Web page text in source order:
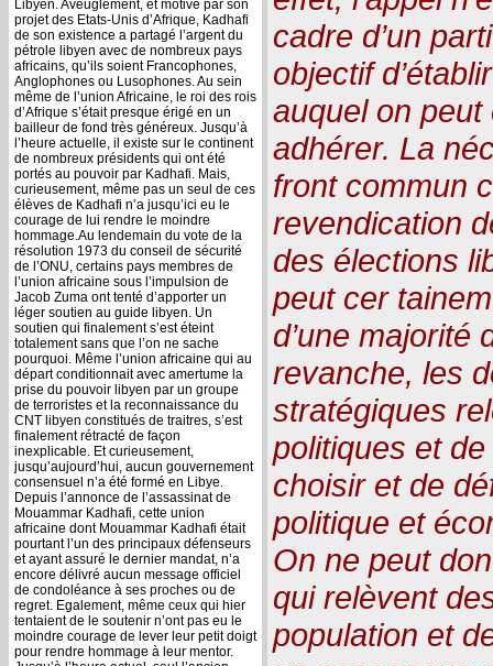
Libyen. Aveuglement, et motivé par son
projet des Etats-Unis d’Afrique, Kadhafi
de son existence a partagé l’argent du
pétrole libyen avec de nombreux pays
africains, qu’ils soient Francophones,
Anglophones ou Lusophones. Au sein
même de l’union Africaine, le roi des rois
d’Afrique s’était presque érigé en un
bailleur de fond très généreux. Jusqu’à
l’heure actuelle, il existe sur le continent
de nombreux présidents qui ont été
portés au pouvoir par Kadhafi. Mais,
curieusement, même pas un seul de ces
élèves de Kadhafi n’a jusqu’ici eu le
courage de lui rendre le moindre
hommage.Au lendemain du vote de la
résolution 1973 du conseil de sécurité
de l’ONU, certains pays membres de
l’union africaine sous l’impulsion de
Jacob Zuma ont tenté d’apporter un
léger soutien au guide libyen. Un
soutien qui finalement s’est éteint
totalement sans que l’on ne sache
pourquoi. Même l’union africaine qui au
départ conditionnait avec amertume la
prise du pouvoir libyen par un groupe
de terroristes et la reconnaissance du
CNT libyen constitués de traitres, s’est
finalement rétracté de façon
inexplicable. Et curieusement,
jusqu’aujourd’hui, aucun gouvernement
consensuel n’a été formé en Libye.
Depuis l’annonce de l’assassinat de
Mouammar Kadhafi, cette union
africaine dont Mouammar Kadhafi était
pourtant l’un des principaux défenseurs
et ayant assuré le dernier mandat, n’a
encore délivré aucun message officiel
de condoléance à ses proches ou de
regret. Egalement, même ceux qui hier
tentaient de le soutenir n’ont pas eu le
moindre courage de lever leur petit doigt
pour rendre hommage à leur mentor.
cadre d’un
objectif
auquel on
adhérer. La
front commun
revendication
des élections
peut cer
d’une majorité
revanche, les
stratégiques
politiques et
choisir et de
politique et
On ne peut
qui relèvent
population et